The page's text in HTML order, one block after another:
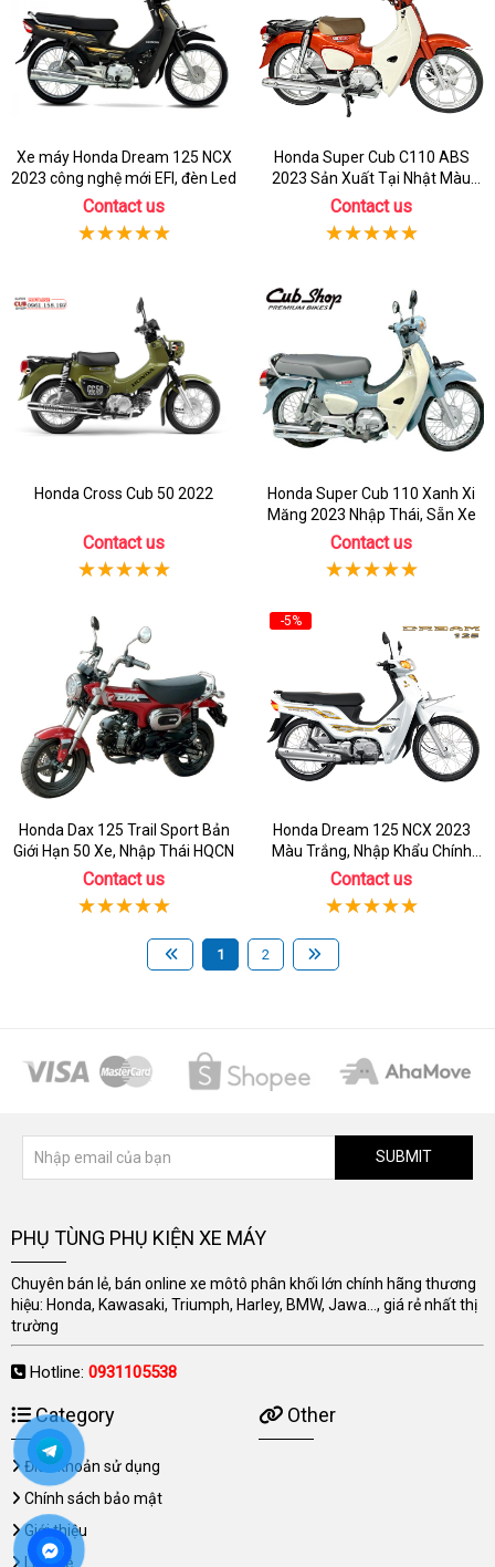
Xe máy Honda Dream 125 NCX
2023 công nghệ mới EFI, đèn Led
Contact us
Honda Super Cub C110 ABS
2023 Sản Xuất Tại Nhật Màu
Cam
Contact us
Honda Cross Cub 50 2022
Contact us
Honda Super Cub 110 Xanh Xi
Măng 2023 Nhập Thái, Sẵn Xe
Contact us
Honda Dax 125 Trail Sport Bản
Giới Hạn 50 Xe, Nhập Thái HQCN
Contact us
-5%
Honda Dream 125 NCX 2023
Màu Trắng, Nhập Khẩu Chính
Hãng
Contact us
1 2
SUBMIT
PHỤ TÙNG PHỤ KIỆN XE MÁY
Chuyên bán lẻ, bán online xe môtô phân khối lớn chính hãng thương
hiệu: Honda, Kawasaki, Triumph, Harley, BMW, Jawa..., giá rẻ nhất thị
trường
Hotline: 0931105538
Category
Điều khoản sử dụng
Chính sách bảo mật
Giới thiệu
Liên hệ
Other